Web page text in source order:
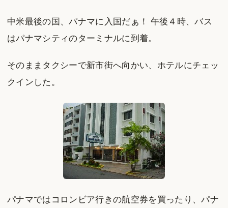
中米最後の国、パナマに入国だぁ！ 午後４時、バス
はパナマシティのターミナルに到着。
そのままタクシーで新市街へ向かい、ホテルにチェッ
クインした。
パナマではコロンビア行きの航空券を買ったり、パナ